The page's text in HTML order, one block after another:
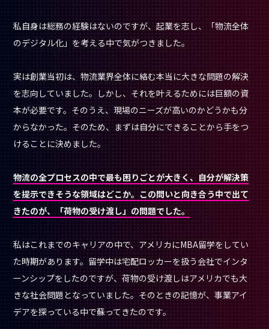
私自身は総務の経験はないのですが、起業を志し、「物流全体
のデジタル化」を考える中で気がつきました。
実は創業当初は、物流業界全体に絡む本当に大きな問題の解決
を志向していました。しかし、それを叶えるためには巨額の資
本が必要です。そのうえ、現場のニーズが高いのかどうかも分
からなかった。そのため、まずは自分にできることから手をつ
けることに決めました。
物流の全プロセスの中で最も困りごとが大きく、自分が解決策
を提示できそうな領域はどこか。この問いと向き合う中で出て
きたのが、「荷物の受け渡し」の問題でした。
私はこれまでのキャリアの中で、アメリカにMBA留学をしてい
た時期があります。留学中は宅配ロッカーを扱う会社でインタ
ーンシップをしたのですが、荷物の受け渡しはアメリカでも大
きな社会問題となっていました。そのときの記憶が、事業アイ
デアを探っている中で蘇ってきたのです。